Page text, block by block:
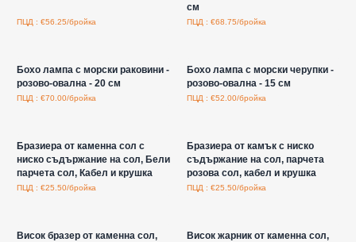
ПЦД : €56.25/бройка
см
ПЦД : €68.75/бройка
Бохо лампа с морски раковини -
розово-овална - 20 см
ПЦД : €70.00/бройка
Бохо лампа с морски черупки -
розово-овална - 15 см
ПЦД : €52.00/бройка
Бразиера от каменна сол с
ниско съдържание на сол, Бели
парчета сол, Кабел и крушка
ПЦД : €25.50/бройка
Бразиера от камък с ниско
съдържание на сол, парчета
розова сол, кабел и крушка
ПЦД : €25.50/бройка
Висок бразер от каменна сол,
Висок жарник от каменна сол,